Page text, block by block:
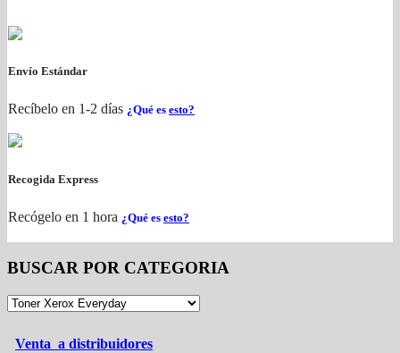
Envío Estándar
Recíbelo en 1-2 días ¿Qué es esto?
Recogida Express
Recógelo en 1 hora ¿Qué es esto?
BUSCAR POR CATEGORIA
Venta a distribuidores